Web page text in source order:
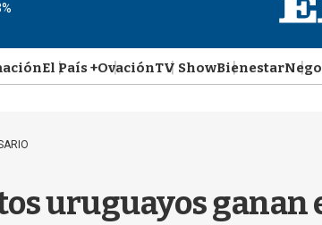
El País +OvaciónTV ShowBienestar
uruguayos ganan